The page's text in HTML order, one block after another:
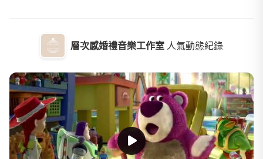
層次感婚禮音樂工作室 人氣動態紀錄